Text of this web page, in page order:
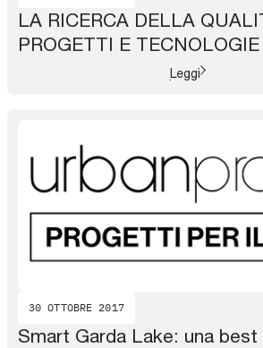
LA RICERCA DELLA
PROGETTI E TECNOLOGIE
Leggi
30 OTTOBRE 2017
Smart Garda Lake: una